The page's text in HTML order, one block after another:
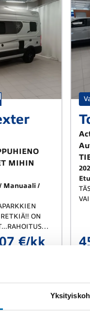
MIHIN
Manuaali
ON
KÄSIRAHAA!!
€/kk